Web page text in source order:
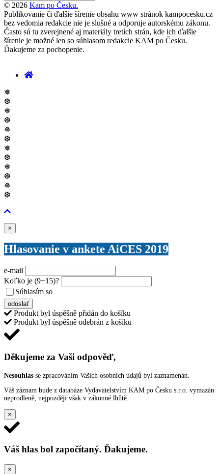
© 2026 Kam po Česku.
Publikovanie či ďalšie šírenie obsahu www stránok kampocesku.cz
bez vedomia redakcie nie je slušné a odporuje autorskému zákonu.
Často sú tu zverejnené aj materiály tretích strán, kde ich ďalšie
šírenie je možné len so súhlasom redakcie KAM po Česku.
Ďakujeme za pochopenie.
❅
❆
❅
❆
❅
❆
❅
❆
❅
❆
❅
❆
×
Hlasovanie v ankete AiCES 2019
e-mail
Koľko je (9+15)?
Súhlasím so
odoslať
Produkt byl úspěšně přidán do košíku
Produkt byl úspěšně odebrán z košíku
Děkujeme za Vaši odpověď,
Nesouhlas se zpracováním Vašich osobních údajů byl zaznamenán.
Váš záznam bude z databáze Vydavatelstvím KAM po Česku s.r.o. vymazán
neprodleně, nejpozději však v zákonné lhůtě.
×
Váš hlas bol započítaný. Ďakujeme.
×